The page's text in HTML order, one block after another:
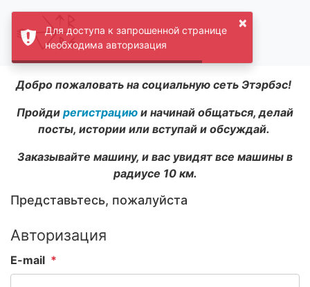
Добро пожаловать на социальную сеть Этэрбэс!
Пройди регистрацию и начинай общаться, делай
посты, истории или вступай и обсуждай.
Заказывайте машину, и вас увидят все машины в
радиусе 10 км.
Представьтесь, пожалуйста
Авторизация
E-mail
×
Для доступа к запрошенной странице
необходима авторизация